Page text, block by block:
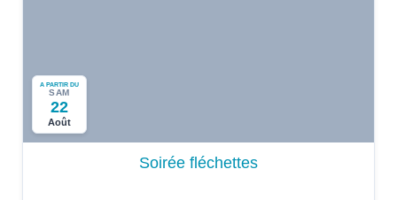
A PARTIR DU
SAM
22
Août
Soirée fléchettes